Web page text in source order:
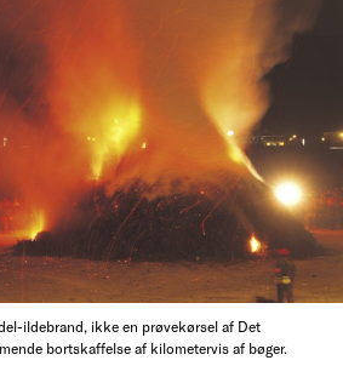
ildebrand, ikke en prøvekørsel af Det
bortskaffelse af kilometervis af bøger.